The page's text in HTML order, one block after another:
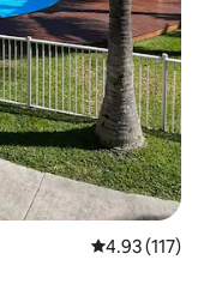
Calificación
4.93 (117)